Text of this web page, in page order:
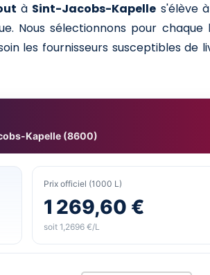
à Sint-Jacobs-Kapelle s'élève
Nous sélectionnons pour
les fournisseurs susceptibles
Kapelle (8600)
Prix officiel (1000 L)
1 269,60 €
soit 1,2696 €/L